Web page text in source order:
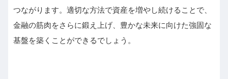
つながります。適切な方法で資産を増やし続けることで、
金融の筋肉をさらに鍛え上げ、豊かな未来に向けた強固な
基盤を築くことができるでしょう。